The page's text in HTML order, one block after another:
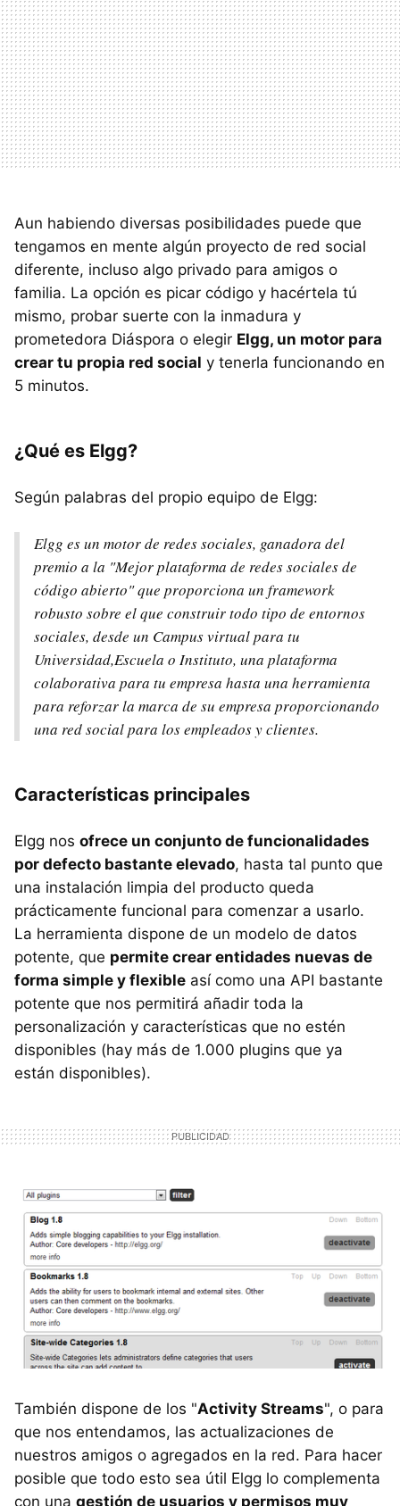
Aun habiendo diversas posibilidades puede que
tengamos en mente algún proyecto de red social
diferente, incluso algo privado para amigos o
familia. La opción es picar código y hacértela tú
mismo, probar suerte con la inmadura y
prometedora Diáspora o elegir Elgg, un motor para
crear tu propia red social y tenerla funcionando en
5 minutos.
¿Qué es Elgg?
Según palabras del propio equipo de Elgg:
Elgg es un motor de redes sociales, ganadora del
premio a la "Mejor plataforma de redes sociales de
código abierto" que proporciona un framework
robusto sobre el que construir todo tipo de entornos
sociales, desde un Campus virtual para tu
Universidad,Escuela o Instituto, una plataforma
colaborativa para tu empresa hasta una herramienta
para reforzar la marca de su empresa proporcionando
una red social para los empleados y clientes.
Características principales
Elgg nos ofrece un conjunto de funcionalidades
por defecto bastante elevado, hasta tal punto que
una instalación limpia del producto queda
prácticamente funcional para comenzar a usarlo.
La herramienta dispone de un modelo de datos
potente, que permite crear entidades nuevas de
forma simple y flexible así como una API bastante
potente que nos permitirá añadir toda la
personalización y características que no estén
disponibles (hay más de 1.000 plugins que ya
están disponibles).
También dispone de los "Activity Streams", o para
que nos entendamos, las actualizaciones de
nuestros amigos o agregados en la red. Para hacer
posible que todo esto sea útil Elgg lo complementa
con una gestión de usuarios y permisos muy